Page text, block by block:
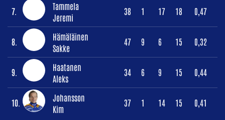
7.
Tammela
Jeremi
38 1 17 18 0,47
8.
Hämäläinen
Sakke
47 9 6 15 0,32
9.
Haatanen
Aleks
34 6 9 15 0,44
10.
Johansson
Kim
37 1 14 15 0,41